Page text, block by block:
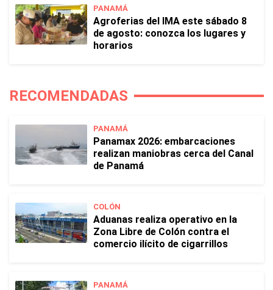
PANAMÁ
Agroferias del IMA este sábado 8
de agosto: conozca los lugares y
horarios
RECOMENDADAS
PANAMÁ
Panamax 2026: embarcaciones
realizan maniobras cerca del Canal
de Panamá
COLÓN
Aduanas realiza operativo en la
Zona Libre de Colón contra el
comercio ilícito de cigarrillos
PANAMÁ